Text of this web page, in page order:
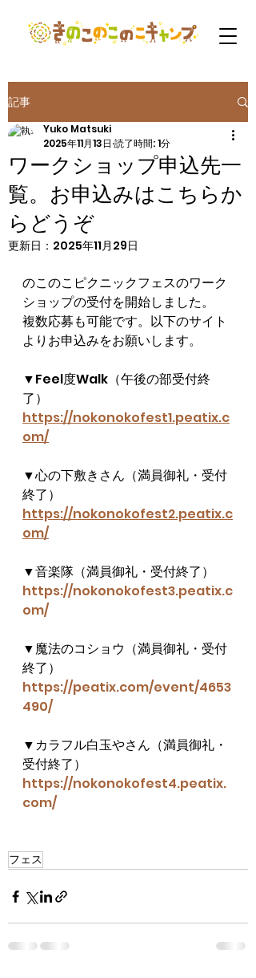
記事
ワークショップ申込先一
覧。お申込みはこちらか
らどうぞ
Yuko Matsuki
2025年11月13日 読了時間: 1分
更新日： 2025年11月29日
のこのこピクニックフェスのワーク
ショップの受付を開始しました。
複数応募も可能です。以下のサイト
よりお申込みをお願いします。
▼Feel度Walk（午後の部受付終
了）
https://nokonokofest1.peatix.c
om/
▼心の下敷きさん（満員御礼・受付
終了）
https://nokonokofest2.peatix.c
om/
▼音楽隊（満員御礼・受付終了）
https://nokonokofest3.peatix.c
om/
▼魔法のコショウ（満員御礼・受付
終了）
https://peatix.com/event/4653
490/
▼カラフル白玉やさん（満員御礼・
受付終了）
https://nokonokofest4.peatix.
com/
フェス